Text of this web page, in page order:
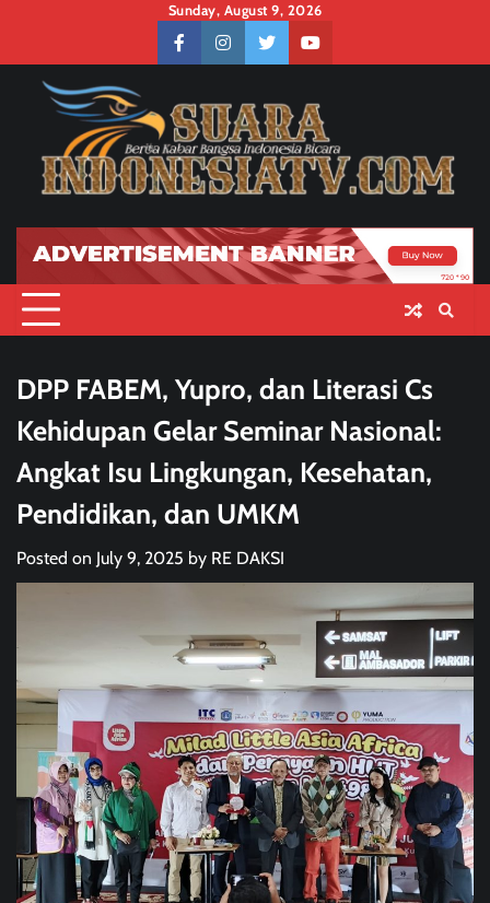
content
Sunday, August 9, 2026
facebookinstagramtwitteryoutube
DPP FABEM, Yupro, dan Literasi Cs
Kehidupan Gelar Seminar Nasional:
Angkat Isu Lingkungan, Kesehatan,
Pendidikan, dan UMKM
Posted on July 9, 2025 by RE DAKSI